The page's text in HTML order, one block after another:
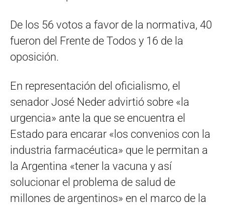
De los 56 votos a favor de la normativa, 40
fueron del Frente de Todos y 16 de la
oposición.
En representación del oficialismo, el
senador José Neder advirtió sobre «la
urgencia» ante la que se encuentra el
Estado para encarar «los convenios con la
industria farmacéutica» que le permitan a
la Argentina «tener la vacuna y así
solucionar el problema de salud de
millones de argentinos» en el marco de la